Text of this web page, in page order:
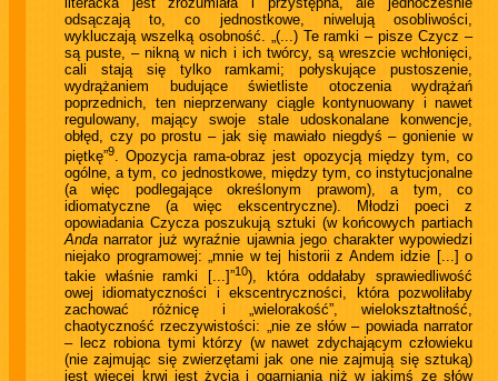
odsączają to, co jednostkowe, niwelują osobliwości,
wykluczają wszelką osobność. „(...) Te ramki – pisze Czycz –
są puste, – nikną w nich i ich twórcy, są wreszcie wchłonięci,
cali stają się tylko ramkami; połyskujące pustoszenie,
wydrążaniem budujące świetliste otoczenia wydrążań
poprzednich, ten nieprzerwany ciągle kontynuowany i nawet
regulowany, mający swoje stale udoskonalane konwencje,
obłęd, czy po prostu – jak się mawiało niegdyś – gonienie w
piętkę”9
. Opozycja rama-obraz jest opozycją między tym, co
ogólne, a tym, co jednostkowe, między tym, co instytucjonalne
(a więc podlegające określonym prawom), a tym, co
idiomatyczne (a więc ekscentryczne). Młodzi poeci z
opowiadania Czycza poszukują sztuki (w końcowych partiach
Anda narrator już wyraźnie ujawnia jego charakter wypowiedzi
niejako programowej: „mnie w tej historii z Andem idzie [...] o
takie właśnie ramki [...]”10), która oddałaby sprawiedliwość
owej idiomatyczności i ekscentryczności, która pozwoliłaby
zachować różnicę i „wielorakość”, wielokształtność,
chaotyczność rzeczywistości: „nie ze słów – powiada narrator
– lecz robiona tymi którzy (w nawet zdychającym człowieku
(nie zajmując się zwierzętami jak one nie zajmują się sztuką)
jest więcej krwi jest życia i ogarniania niż w jakimś ze słów